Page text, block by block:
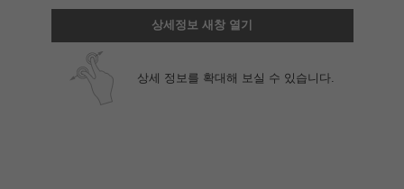
상세정보 새창 열기
상세 정보를 확대해 보실 수 있습니다.